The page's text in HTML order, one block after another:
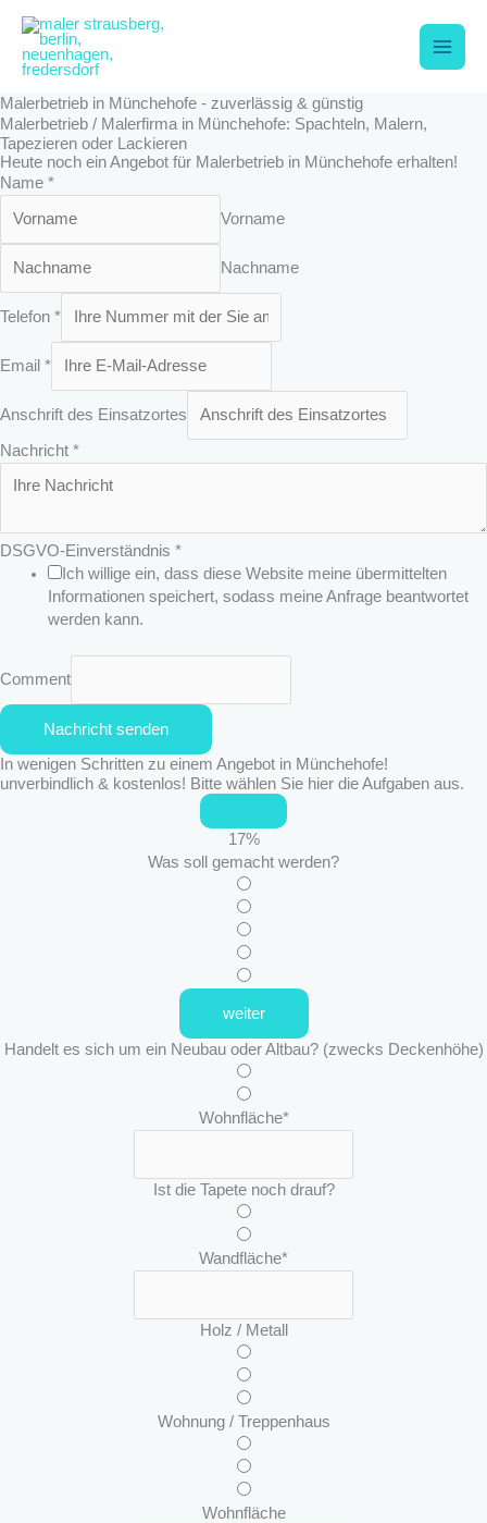
Inhalt
springen
Main
Malerbetrieb in Münchehofe - zuverlässig & günstig
Malerbetrieb / Malerfirma in Münchehofe: Spachteln, Malern,
Tapezieren oder Lackieren
Heute noch ein Angebot für Malerbetrieb in Münchehofe erhalten!
Name *
Vorname
Nachname
Telefon *
m
i
l
T
e
f
s
h
r
f
Email *
Anschrift des Einsatzortes
Nachricht *
DSGVO-Einverständnis *
Ich willige ein, dass diese Website meine übermittelten
Informationen speichert, sodass meine Anfrage beantwortet
werden kann.
Comment
Nachricht senden
In wenigen Schritten zu einem Angebot in Münchehofe!
unverbindlich & kostenlos! Bitte wählen Sie hier die Aufgaben aus.
17%
Was soll gemacht werden?
weiter
Handelt es sich um ein Neubau oder Altbau? (zwecks Deckenhöhe)
Wohnfläche*
Ist die Tapete noch drauf?
Wandfläche*
Holz / Metall
Wohnung / Treppenhaus
Wohnfläche